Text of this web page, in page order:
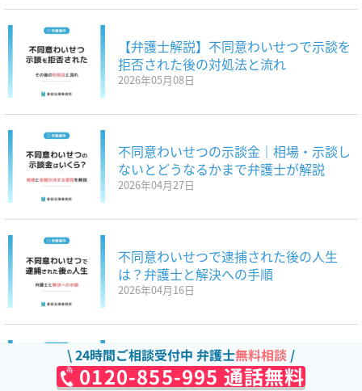
【弁護士解説】不同意わいせつで示談を
拒否された後の対処法と流れ
2026年05月08日
不同意わいせつの示談金｜相場・示談し
ないとどうなるかまで弁護士が解説
2026年04月27日
不同意わいせつで逮捕された後の人生
は？弁護士と解決への手順
2026年04月16日
露出行為で逮捕されたら？今後の流れと
弁護士に相談すべき理由
24時間ご相談受付中 弁護士無料相談
0120-855-995 通話無料